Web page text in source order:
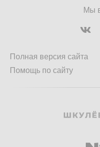
Мы
Полная версия сайта
Помощь по сайту